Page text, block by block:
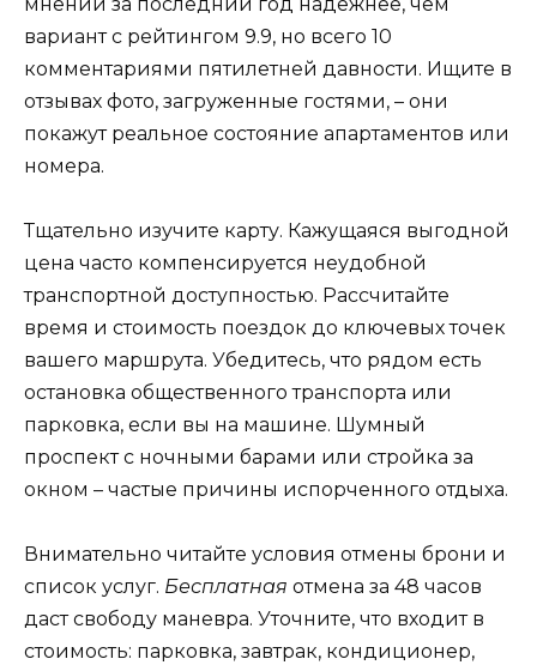
вариант с рейтингом 9.9, но всего 10
комментариями пятилетней давности. Ищите в
отзывах фото, загруженные гостями, – они
покажут реальное состояние апартаментов или
номера.
Тщательно изучите карту. Кажущаяся выгодной
цена часто компенсируется неудобной
транспортной доступностью. Рассчитайте
время и стоимость поездок до ключевых точек
вашего маршрута. Убедитесь, что рядом есть
остановка общественного транспорта или
парковка, если вы на машине. Шумный
проспект с ночными барами или стройка за
окном – частые причины испорченного отдыха.
Внимательно читайте условия отмены брони и
список услуг. Бесплатная отмена за 48 часов
даст свободу маневра. Уточните, что входит в
стоимость: парковка, завтрак, кондиционер,